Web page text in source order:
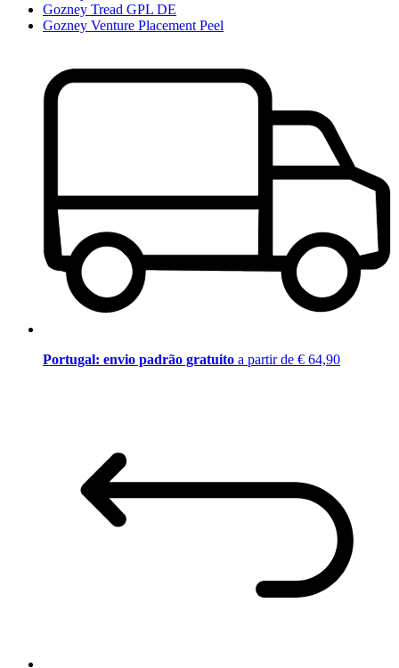
Gozney Tread GPL DE
Gozney Venture Placement Peel
Portugal: envio padrão gratuito a partir de € 64,90